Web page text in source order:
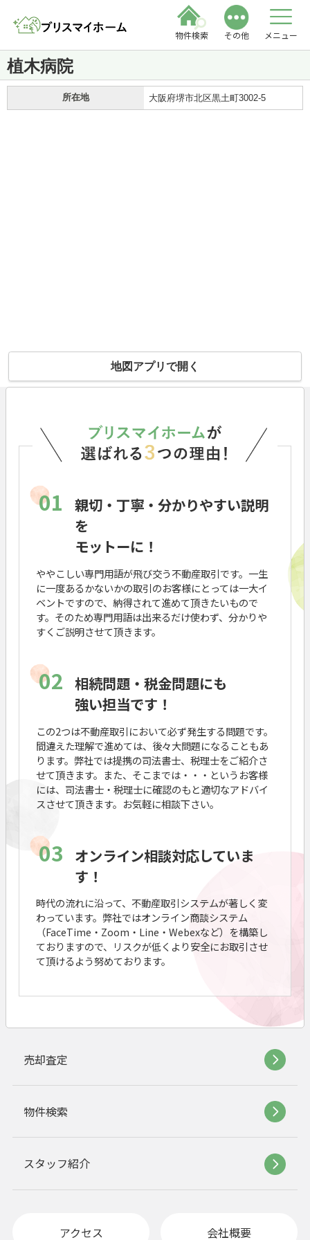
物件検索 その他 メニュー
植木病院
所在地 大阪府堺市北区黒土町3002-5
地図アプリで開く
01
親切・丁寧・分かりやすい説明
を
モットーに！
ややこしい専門用語が飛び交う不動産取引です。一生
に一度あるかないかの取引のお客様にとっては一大イ
ベントですので、納得されて進めて頂きたいもので
す。そのため専門用語は出来るだけ使わず、分かりや
すくご説明させて頂きます。
02 相続問題・税金問題にも
強い担当です！
この2つは不動産取引において必ず発生する問題です。
間違えた理解で進めては、後々大問題になることもあ
ります。弊社では提携の司法書士、税理士をご紹介さ
せて頂きます。また、そこまでは・・・というお客様
には、司法書士・税理士に確認のもと適切なアドバイ
スさせて頂きます。お気軽に相談下さい。
03
オンライン相談対応していま
す！
時代の流れに沿って、不動産取引システムが著しく変
わっています。弊社ではオンライン商談システム
（FaceTime・Zoom・Line・Webexなど）を構築し
ておりますので、リスクが低くより安全にお取引させ
て頂けるよう努めております。
売却査定
物件検索
スタッフ紹介
アクセス 会社概要